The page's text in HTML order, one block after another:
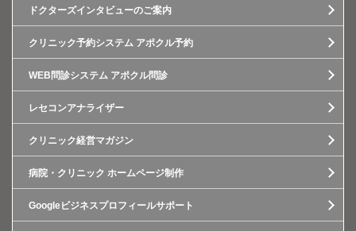
ドクターズインタビューのご案内
クリニック予約システム アポクル予約
WEB問診システム アポクル問診
レセコンアナライザー
クリニック経営マガジン
病院・クリニック ホームページ制作
Googleビジネスプロフィールサポート